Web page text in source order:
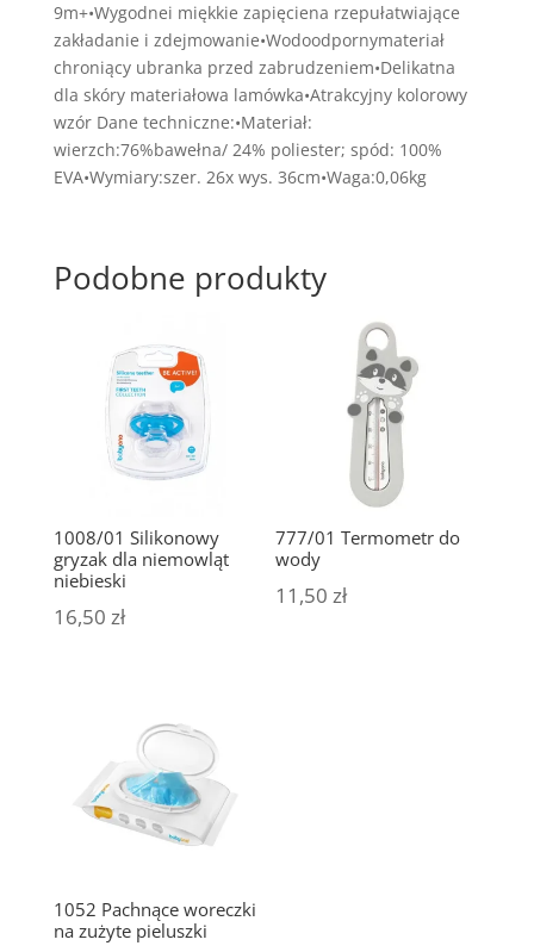
9m+•Wygodnei miękkie zapięciena rzepułatwiające
zakładanie i zdejmowanie•Wodoodpornymateriał
chroniący ubranka przed zabrudzeniem•Delikatna
dla skóry materiałowa lamówka•Atrakcyjny kolorowy
wzór Dane techniczne:•Materiał:
wierzch:76%bawełna/ 24% poliester; spód: 100%
EVA•Wymiary:szer. 26x wys. 36cm•Waga:0,06kg
Podobne produkty
1008/01 Silikonowy
gryzak dla niemowląt
niebieski
16,50 zł
777/01 Termometr do
wody
11,50zł
1052 Pachnące woreczki
na zużyte pieluszki